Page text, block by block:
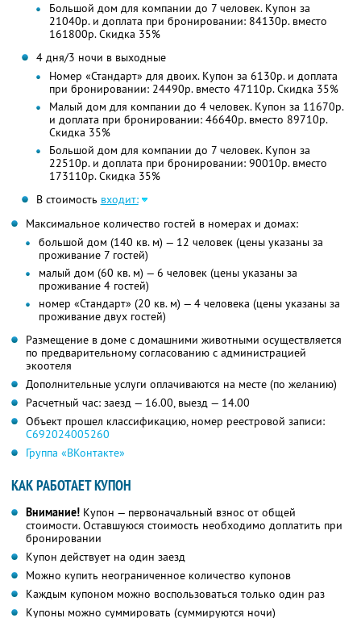
Большой дом для компании до 7 человек. Купон за
21040р. и доплата при бронировании: 84130р. вместо
161800р. Скидка 35%
4 дня/3 ночи в выходные
Номер «Стандарт» для двоих. Купон за 6130р. и доплата
при бронировании: 24490р. вместо 47110р. Скидка 35%
Малый дом для компании до 4 человек. Купон за 11670р.
и доплата при бронировании: 46640р. вместо 89710р.
Скидка 35%
Большой дом для компании до 7 человек. Купон за
22510р. и доплата при бронировании: 90010р. вместо
173110р. Скидка 35%
В стоимость входит:
Максимальное количество гостей в номерах и домах:
большой дом (140 кв. м) — 12 человек (цены указаны за
проживание 7 гостей)
малый дом (60 кв. м) — 6 человек (цены указаны за
проживание 4 гостей)
номер «Стандарт» (20 кв. м) — 4 человека (цены указаны за
проживание двух гостей)
Размещение в доме с домашними животными осуществляется
по предварительному согласованию с администрацией
экоотеля
Дополнительные услуги оплачиваются на месте (по желанию)
Расчетный час: заезд — 16.00, выезд — 14.00
Объект прошел классификацию, номер реестровой записи:
С692024005260
Группа «ВКонтакте»
КАК РАБОТАЕТ КУПОН
Внимание! Купон — первоначальный взнос от общей
стоимости. Оставшуюся стоимость необходимо доплатить при
бронировании
Купон действует на один заезд
Можно купить неограниченное количество купонов
Каждым купоном можно воспользоваться только один раз
Купоны можно суммировать (суммируются ночи)